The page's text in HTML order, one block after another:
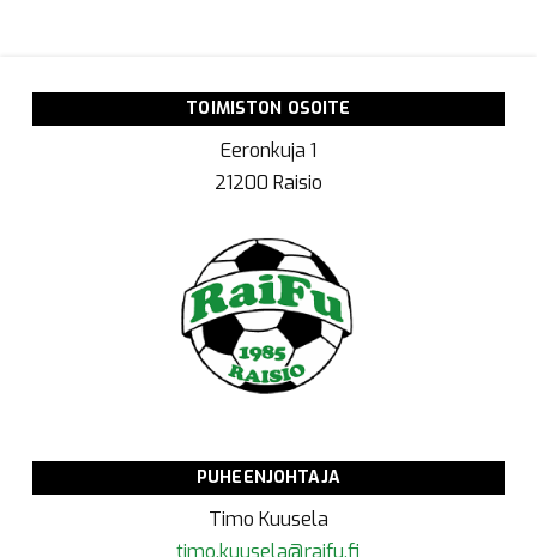
TOIMISTON OSOITE
Eeronkuja 1
21200 Raisio
PUHEENJOHTAJA
Timo Kuusela
timo.kuusela@raifu.fi